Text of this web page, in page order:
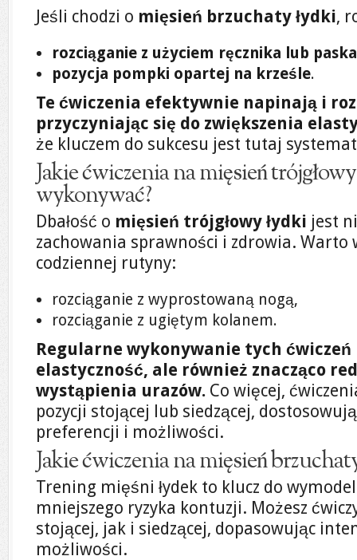
Jeśli chodzi o mięsień brzuchaty łydki,
rozciąganie z użyciem ręcznika lub paska
pozycja pompki opartej na krześle.
Te ćwiczenia efektywnie napinają i
przyczyniając się do zwiększenia
że kluczem do sukcesu jest tutaj
Jakie ćwiczenia na mięsień
wykonywać?
Dbałość o mięsień trójgłowy łydki jest
zachowania sprawności i zdrowia. Warto
codziennej rutyny:
rozciąganie z wyprostowaną nogą,
rozciąganie z ugiętym kolanem.
Regularne wykonywanie tych
elastyczność, ale również znacząco
wystąpienia urazów. Co więcej,
pozycji stojącej lub siedzącej,
preferencji i możliwości.
Jakie ćwiczenia na mięsień
Trening mięśni łydek to klucz do
mniejszego ryzyka kontuzji. Możesz
stojącej, jak i siedzącej, dopasowując
możliwości.